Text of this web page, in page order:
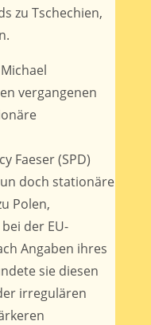
zu Tschechien,
vergangenen
Faeser (SPD)
doch stationäre
Polen,
der EU-
Angaben ihres
sie diesen
irregulären